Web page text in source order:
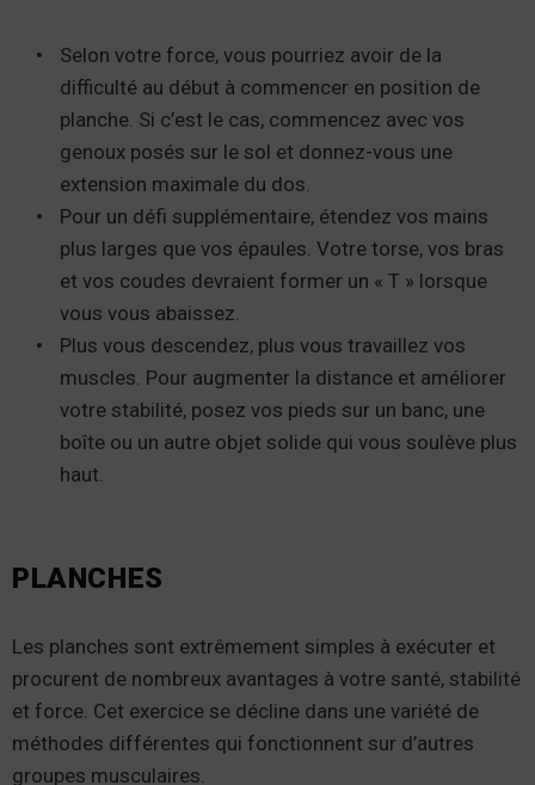
Selon votre force, vous pourriez avoir de la
difficulté au début à commencer en position de
planche. Si c’est le cas, commencez avec vos
genoux posés sur le sol et donnez-vous une
extension maximale du dos.
Pour un défi supplémentaire, étendez vos mains
plus larges que vos épaules. Votre torse, vos bras
et vos coudes devraient former un « T » lorsque
vous vous abaissez.
Plus vous descendez, plus vous travaillez vos
muscles. Pour augmenter la distance et améliorer
votre stabilité, posez vos pieds sur un banc, une
boîte ou un autre objet solide qui vous soulève plus
haut.
PLANCHES
Les planches sont extrêmement simples à exécuter et
procurent de nombreux avantages à votre santé, stabilité
et force. Cet exercice se décline dans une variété de
méthodes différentes qui fonctionnent sur d’autres
groupes musculaires.